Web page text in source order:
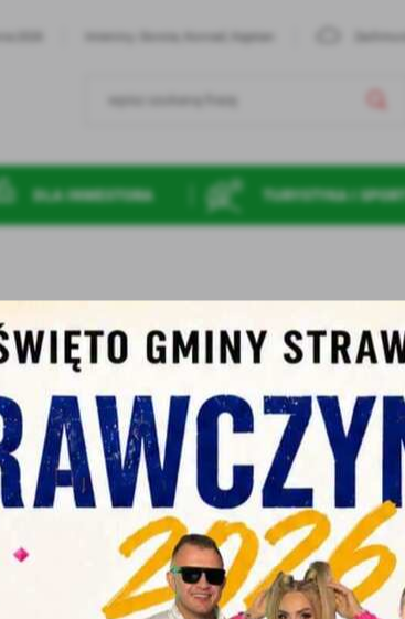
DLA INWESTORA TURYSTYKA I
projektu pn. „Aktywny Orlik” w
przy Zespole Placówek Oświatowych w
dla Was Drodzy Mieszkańcy szereg
dorosłych oraz seniorów.
form ruchu, skorzystać z porad specjalistów i